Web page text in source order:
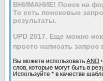
ВНИМАНИЕ! Поиск на
То есть поисковые
результаты.
UPD 2017. Еще можно
просто написать запрос
Вы можете использовать AND
слов, которые могут быть в
Используйте * в качестве